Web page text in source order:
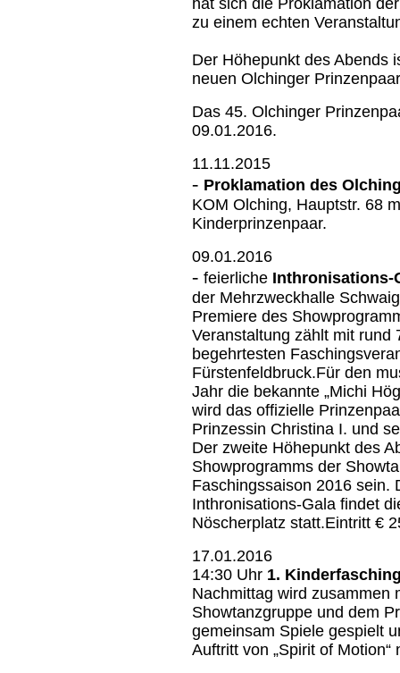
hat sich die Proklamation
zu einem echten
Der Höhepunkt des Abends
neuen Olchinger
Das 45. Olchinger
09.01.2016.
11.11.2015
- Proklamation des
KOM Olching, Hauptstr. 68
Kinderprinzenpaar.
09.01.2016
- feierliche Inthronisations-
der Mehrzweckhalle
Premiere des
Veranstaltung zählt mit rund
begehrtesten
Fürstenfeldbruck.Für den
Jahr die bekannte „Michi
wird das offizielle
Prinzessin Christina I. und
Der zweite Höhepunkt des
Showprogramms der
Faschingssaison 2016 sein.
Inthronisations-Gala findet
Nöscherplatz statt.Eintritt €
17.01.2016
14:30 Uhr 1.
Nachmittag wird zusammen
Showtanzgruppe und dem
gemeinsam Spiele gespielt
Auftritt von „Spirit of Motion“